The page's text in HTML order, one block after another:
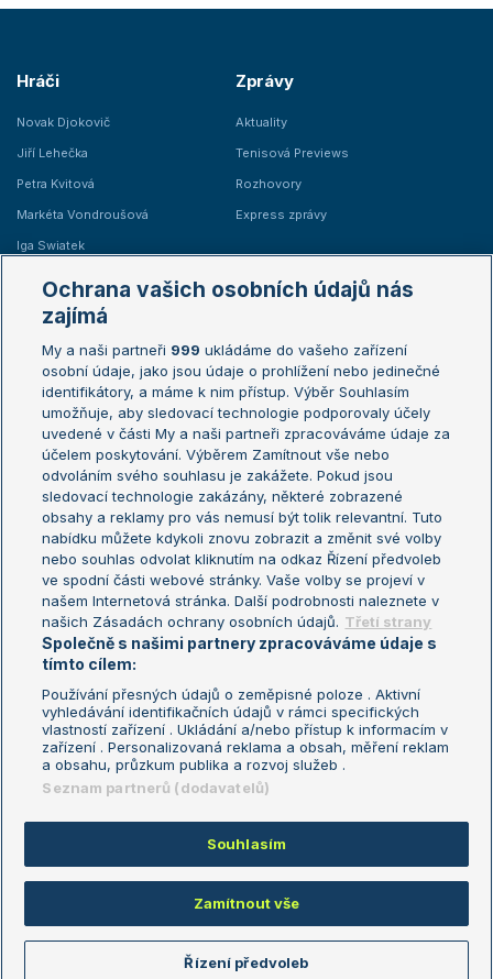
Hráči
Novak Djokovič
Jiří Lehečka
Petra Kvitová
Markéta Vondroušová
Iga Swiatek
Zprávy
Aktuality
Tenisová Previews
Rozhovory
Express zprávy
Žebříčky
Žebříček ATP (muži)
Žebříček WTA (ženy)
Sázkařský žebříček
Australian Open
French Open
Wimbledon
US Open
Turnaj mistrů
Turnaj mistryň
Aktualní trendy
Fotbalové přestupy
Livesport Daily
LS Prague Open
Podmínky užití
Nastavení soukromí
GDPR a žurnalistika
Reklama
Kontakt
Informace o zpracování osobních
údajů
Copyright © 2008-2026 TenisPortal.cz. Využíváme zpravodajství ČTK.
Ochrana vašich osobních údajů nás
zajímá
My a naši partneři 999 ukládáme do vašeho zařízení
osobní údaje, jako jsou údaje o prohlížení nebo jedinečné
identifikátory, a máme k nim přístup. Výběr Souhlasím
umožňuje, aby sledovací technologie podporovaly účely
uvedené v části My a naši partneři zpracováváme údaje za
účelem poskytování. Výběrem Zamítnout vše nebo
odvoláním svého souhlasu je zakážete. Pokud jsou
sledovací technologie zakázány, některé zobrazené
obsahy a reklamy pro vás nemusí být tolik relevantní. Tuto
nabídku můžete kdykoli znovu zobrazit a změnit své volby
nebo souhlas odvolat kliknutím na odkaz Řízení předvoleb
ve spodní části webové stránky. Vaše volby se projeví v
našem Internetová stránka. Další podrobnosti naleznete v
našich Zásadách ochrany osobních údajů. Třetí strany
Společně s našimi partnery zpracováváme údaje s
tímto cílem:
Používání přesných údajů o zeměpisné poloze . Aktivní
vyhledávání identifikačních údajů v rámci specifických
vlastností zařízení . Ukládání a/nebo přístup k informacím v
zařízení . Personalizovaná reklama a obsah, měření reklam
a obsahu, průzkum publika a rozvoj služeb .
Seznam partnerů (dodavatelů)
Souhlasím
Zamítnout vše
Řízení předvoleb